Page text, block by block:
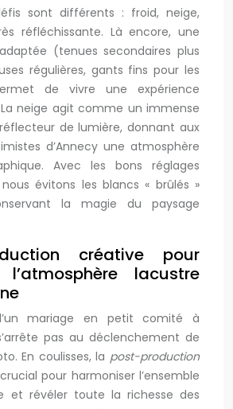
sont différents : froid, neige,
réfléchissante. Là encore, une
(tenues secondaires plus
régulières, gants fins pour les
de vivre une expérience
neige agit comme un immense
de lumière, donnant aux
d’Annecy une atmosphère
Avec les bons réglages
nous évitons les blancs « brûlés »
la magie du paysage
créative pour
l’atmosphère lacustre
mariage en petit comité à
pas au déclenchement de
En coulisses, la post-production
pour harmoniser l’ensemble
et révéler toute la richesse des